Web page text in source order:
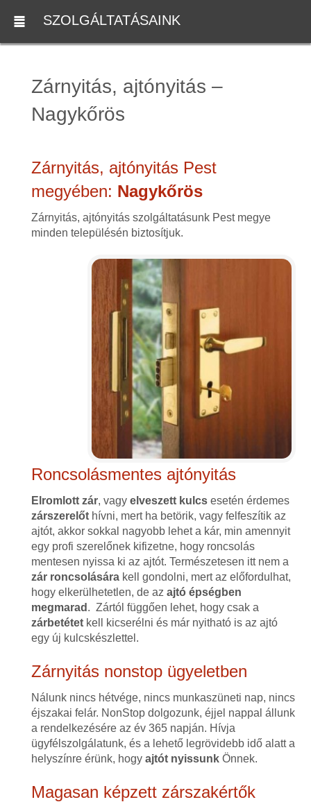
SZOLGÁLTATÁSAINK
Zárnyitás, ajtónyitás –
Nagykőrös
Zárnyitás, ajtónyitás Pest
megyében: Nagykőrös
Zárnyitás, ajtónyitás szolgáltatásunk Pest megye
minden településén biztosítjuk.
Roncsolásmentes ajtónyitás
Elromlott zár, vagy elveszett kulcsesetén érdemes
zárszerelőthívni, mert ha betörik, vagy felfeszítik az
ajtót, akkor sokkal nagyobb lehet a kár, min amennyit
egy profi szerelőnek kifizetne, hogy roncsolás
mentesen nyissa ki az ajtót. Természetesen itt nem a
zár roncsolásárakell gondolni, mert az előfordulhat,
hogy elkerülhetetlen, de az ajtó épségben
megmarad . Zártól függően lehet, hogy csak a
zárbetétetkell kicserélni és már nyitható is az ajtó
egy új kulcskészlettel.
Zárnyitás nonstop ügyeletben
Nálunk nincs hétvége, nincs munkaszüneti nap, nincs
éjszakai felár. NonStop dolgozunk, éjjel nappal állunk
a rendelkezésére az év 365 napján. Hívja
ügyfélszolgálatunk, és a lehető legrövidebb idő alatt a
helyszínre érünk, hogy ajtót nyissunkÖnnek.
Magasan képzett zárszakértők